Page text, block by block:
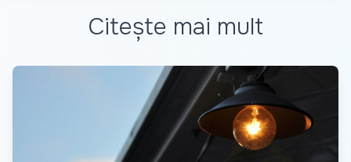
Citește mai mult